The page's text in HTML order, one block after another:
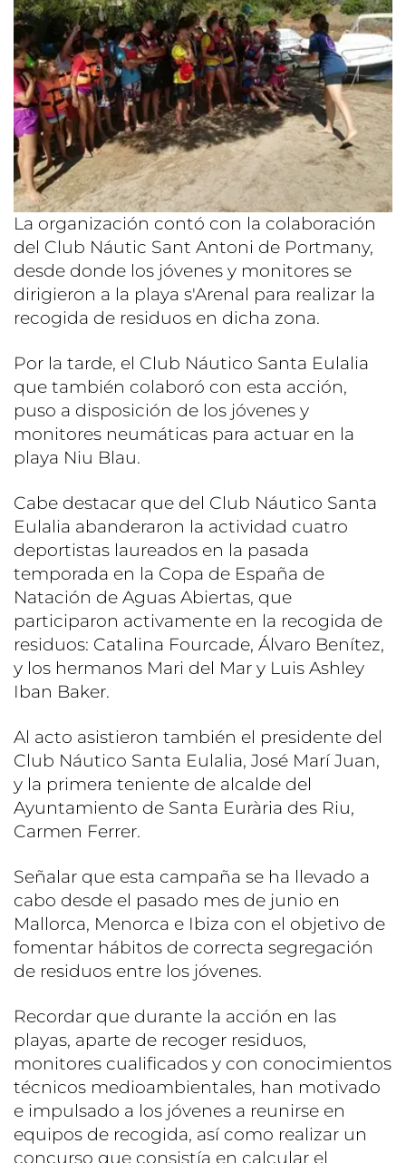
La organización contó con la colaboración
del Club Náutic Sant Antoni de Portmany,
desde donde los jóvenes y monitores se
dirigieron a la playa s'Arenal para realizar la
recogida de residuos en dicha zona.
Por la tarde, el Club Náutico Santa Eulalia
que también colaboró con esta acción,
puso a disposición de los jóvenes y
monitores neumáticas para actuar en la
playa Niu Blau.
Cabe destacar que del Club Náutico Santa
Eulalia abanderaron la actividad cuatro
deportistas laureados en la pasada
temporada en la Copa de España de
Natación de Aguas Abiertas, que
participaron activamente en la recogida de
residuos: Catalina Fourcade, Álvaro Benítez,
y los hermanos Mari del Mar y Luis Ashley
Iban Baker.
Al acto asistieron también el presidente del
Club Náutico Santa Eulalia, José Marí Juan,
y la primera teniente de alcalde del
Ayuntamiento de Santa Eurària des Riu,
Carmen Ferrer.
Señalar que esta campaña se ha llevado a
cabo desde el pasado mes de junio en
Mallorca, Menorca e Ibiza con el objetivo de
fomentar hábitos de correcta segregación
de residuos entre los jóvenes.
Recordar que durante la acción en las
playas, aparte de recoger residuos,
monitores cualificados y con conocimientos
técnicos medioambientales, han motivado
e impulsado a los jóvenes a reunirse en
equipos de recogida, así como realizar un
concurso que consistía en calcular el